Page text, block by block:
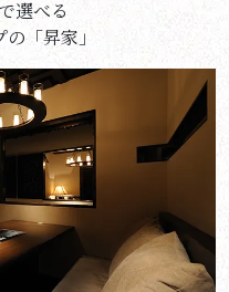
選べる
「昇家」